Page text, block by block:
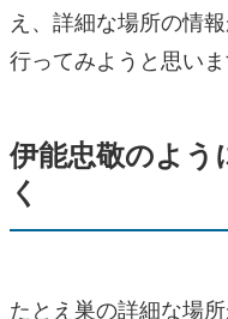
え、詳細な場所の情
行ってみようと思いま
伊能忠敬のよう
く
たとえ巣の詳細な場